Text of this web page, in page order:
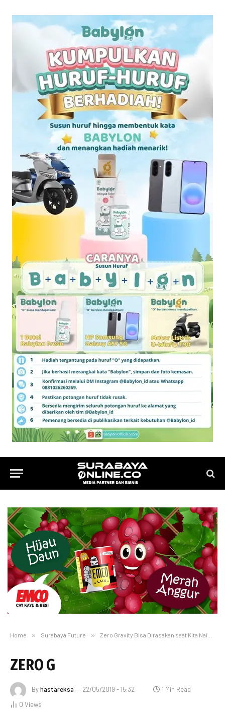
Home » Surabaya Future » Zero Gravity Bisa Dirasakan saat Kita Naik Roller Coaster
ZERO G
Byhastareksa 22/05/2019 - 15:32
1 Min Read
0 Views